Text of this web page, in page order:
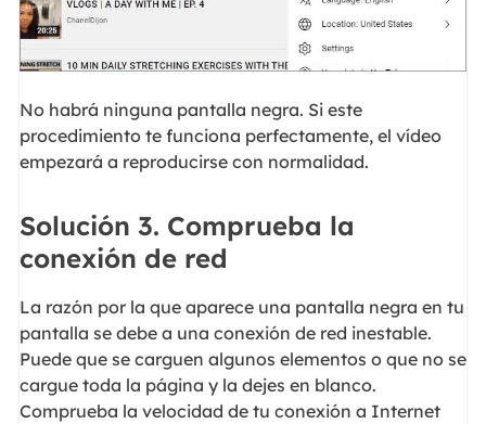
No habrá ninguna pantalla negra. Si este
procedimiento te funciona perfectamente, el vídeo
empezará a reproducirse con normalidad.
Solución 3. Comprueba la
conexión de red
La razón por la que aparece una pantalla negra en tu
pantalla se debe a una conexión de red inestable.
Puede que se carguen algunos elementos o que no se
cargue toda la página y la dejes en blanco.
Comprueba la velocidad de tu conexión a Internet